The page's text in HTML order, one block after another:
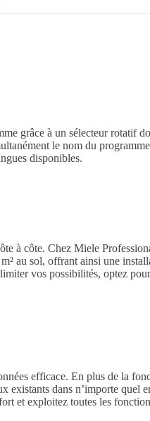
grâce à un sélecteur rotatif
le nom du
disponibles.
à côte. Chez Miele
au sol, offrant ainsi une
vos possibilités, optez
efficace. En plus de la
existants dans n’importe quel
et exploitez toutes les